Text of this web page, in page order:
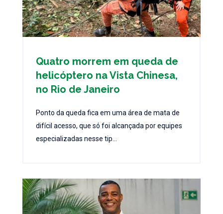
Quatro morrem em queda de
helicóptero na Vista Chinesa,
no Rio de Janeiro
Ponto da queda fica em uma área de mata de
difícil acesso, que só foi alcançada por equipes
especializadas nesse tip...